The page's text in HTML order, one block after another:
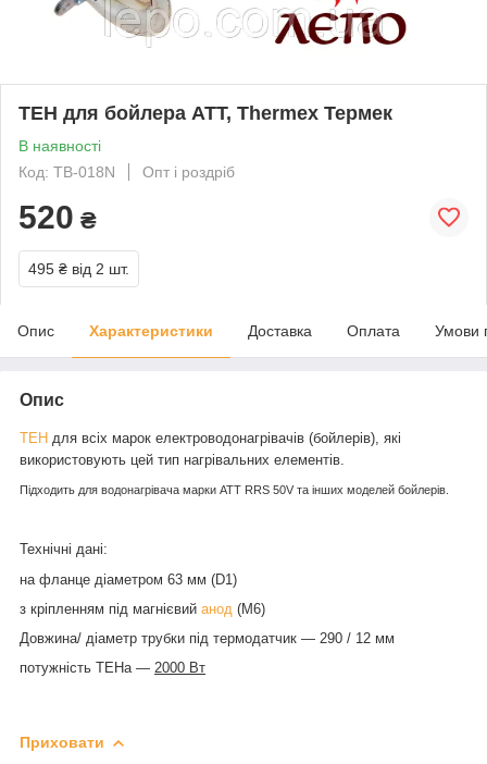
ТЕН для бойлера ATT, Thermex Термек
В наявності
Код: TB-018N
Опт і роздріб
520 ₴
495 ₴ від 2 шт.
Опис Характеристики Доставка Оплата Умови
Опис
ТЕН для всіх марок електроводонагрівачів (бойлерів), які
використовують цей тип нагрівальних елементів.
Підходить для водонагрівача марки ATT RRS 50V та інших моделей бойлерів.
Технічні дані:
на фланце діаметром 63 мм (D1)
з кріпленням під магнієвий анод (М6)
Довжина/ діаметр трубки під термодатчик — 290 / 12 мм
потужність ТЕНа — 2000 Вт
Приховати